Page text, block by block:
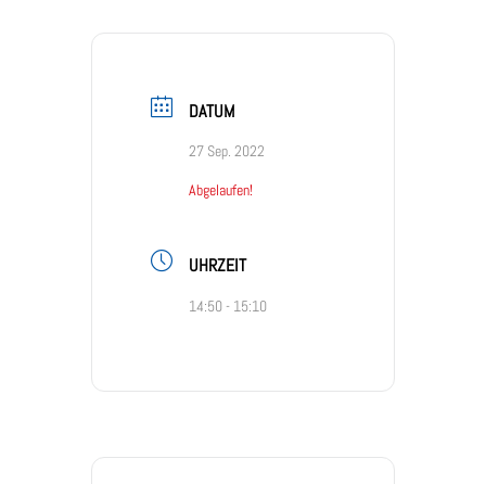
DATUM
27 Sep. 2022
Abgelaufen!
UHRZEIT
14:50 - 15:10